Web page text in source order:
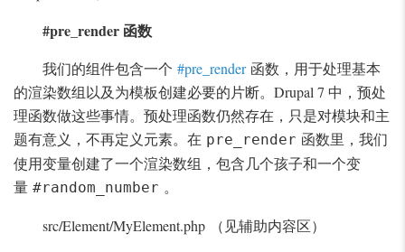
#pre_render 函数
我们的组件包含一个 #pre_render函数，用于处理基本
的渲染数组以及为模板创建必要的片断。Drupal 7 中，预处
理函数做这些事情。预处理函数仍然存在，只是对模块和主
题有意义，不再定义元素。在 pre_render 函数里，我们
使用变量创建了一个渲染数组，包含几个孩子和一个变
量 #random_number 。
src/Element/MyElement.php （见辅助内容区）